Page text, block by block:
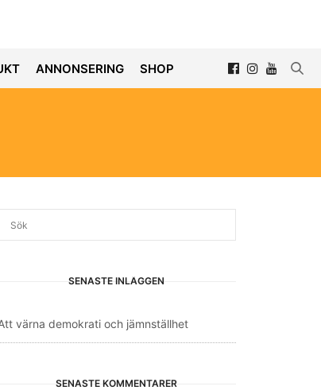
ANNONSERING SHOP
SENASTE INLÄGGEN
värna demokrati och jämnställhet
SENASTE KOMMENTARER